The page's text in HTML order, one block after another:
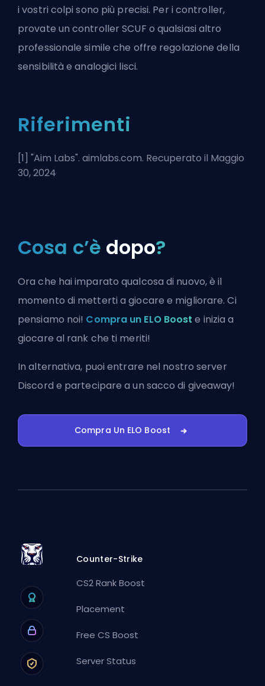
i vostri colpi sono più precisi. Per i controller,
provate un controller SCUF o qualsiasi altro
professionale simile che offre regolazione della
sensibilità e analogici lisci.
Riferimenti
[1] "Aim Labs". aimlabs.com. Recuperato il Maggio
30, 2024
Cosa c’è dopo?
Ora che hai imparato qualcosa di nuovo, è il
momento di metterti a giocare e migliorare. Ci
pensiamo noi! Compra un ELO Boost e inizia a
giocare al rank che ti meriti!
In alternativa, puoientrare nel nostro server
Discord e partecipare a un sacco di giveaway!
Compra Un ELO Boost
Counter-Strike
CS2 Rank Boost
Placement
Free CS Boost
Server Status